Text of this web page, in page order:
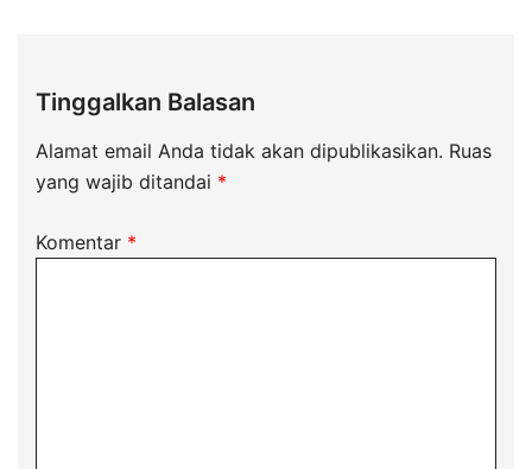
Tinggalkan Balasan
Alamat email Anda tidak akan dipublikasikan. Ruas
yang wajib ditandai *
Komentar *